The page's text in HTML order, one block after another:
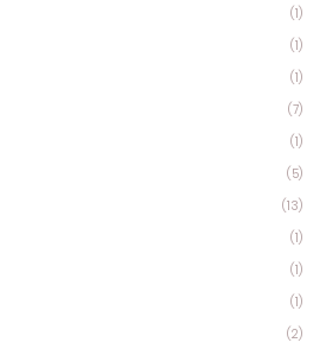
(1)
(1)
(1)
(7)
(1)
(5)
(13)
(1)
(1)
(1)
(2)